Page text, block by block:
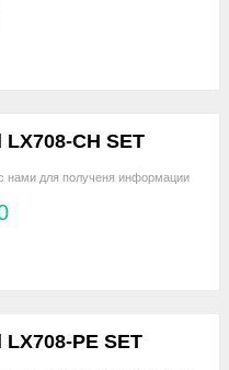
LX708-CH SET
нами для полученя информации
LX708-PE SET